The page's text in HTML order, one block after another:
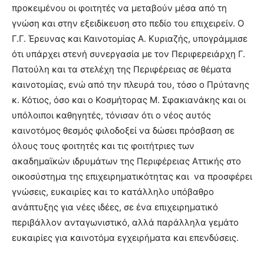
προκειμένου οι φοιτητές να μεταβούν μέσα από τη
γνώση και στην εξειδίκευση στο πεδίο του επιχειρείν. Ο
Γ.Γ. Έρευνας και Καινοτομίας Α. Κυριαζής, υπογράμμισε
ότι υπάρχει στενή συνεργασία με τον Περιφερειάρχη Γ.
Πατούλη και τα στελέχη της Περιφέρειας σε θέματα
καινοτομίας, ενώ από την πλευρά του, τόσο ο Πρύτανης
κ. Κότιος, όσο και ο Κοσμήτορας Μ. Σφακιανάκης και οι
υπόλοιποι καθηγητές, τόνισαν ότι ο νέος αυτός
καινοτόμος θεσμός φιλοδοξεί να δώσει πρόσβαση σε
όλους τους φοιτητές και τις φοιτήτριες των
ακαδημαϊκών ιδρυμάτων της Περιφέρειας Αττικής στο
οικοσύστημα της επιχειρηματικότητας και να προσφέρει
γνώσεις, ευκαιρίες και το κατάλληλο υπόβαθρο
ανάπτυξης για νέες ιδέες, σε ένα επιχειρηματικό
περιβάλλον ανταγωνιστικό, αλλά παράλληλα γεμάτο
ευκαιρίες για καινοτόμα εγχειρήματα και επενδύσεις.